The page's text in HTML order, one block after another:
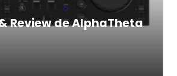
Review de AlphaTheta